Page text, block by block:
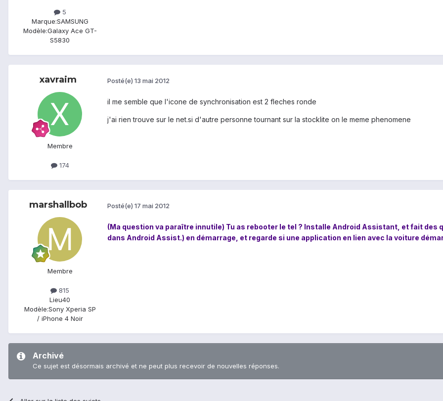
5
Marque:SAMSUNG
Modèle:Galaxy Ace GT-
S5830
xavraim
Membre
174
Posté(e) 13 mai 2012
il me semble que l'icone de synchronisation est 2 fleches ronde
j'ai rien trouve sur le net.si d'autre personne tournant sur la stocklite on le meme phenomene
marshallbob
Membre
815
Lieu40
Modèle:Sony Xperia SP
/ iPhone 4 Noir
Posté(e) 17 mai 2012
(Ma question va paraître innutile) Tu as rebooter le tel ? Installe Android Assistant, et fait
dans Android Assist.) en démarrage, et regarde si une application en lien avec la voiture
Archivé
Ce sujet est désormais archivé et ne peut plus recevoir de nouvelles réponses.